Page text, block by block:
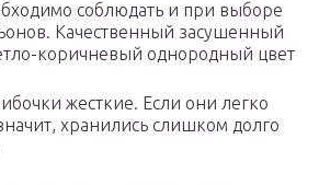
соблюдать и при выборе
Качественный засушенный
коричневый однородный цвет
жесткие. Если они легко
хранились слишком долго